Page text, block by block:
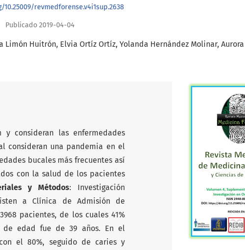
revmedforense.v4i1sup.2638
Publicado 2019-04-04
Limón Huitrón Elvia Ortíz Ortíz Yolanda Hernández Molinar
y consideran las enfermedades
consideran una pandemia en el
bucales más frecuentes así
con la salud de los pacientes
y Métodos: Investigación
a Clínica de Admisión de
pacientes, de los cuales 41%
de edad fue de 39 años. En el
el 80%, seguido de caries y